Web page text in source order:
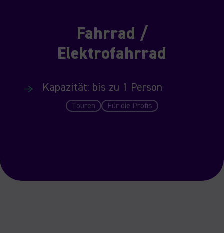
Fahrrad /
Elektrofahrrad
Kapazität: bis zu 1 Person
Touren Für die Profis